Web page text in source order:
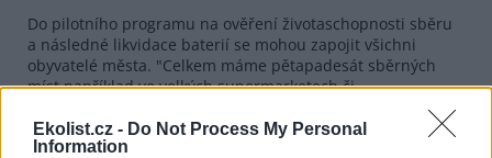
Ekolist.cz - Do Not Process My Personal
Information
Do pilotního programu na ověření životaschopnosti sběru
a následné likvidace baterií se mohou zapojit všichni
obyvatelé města. "Celkem máme pětapadesát sběrných
míst například ve velkých supermarketech či
specializovaných prodejnách," doplnila Šůnová. Zkušební
sběr potrvá až do srpna letošního roku.